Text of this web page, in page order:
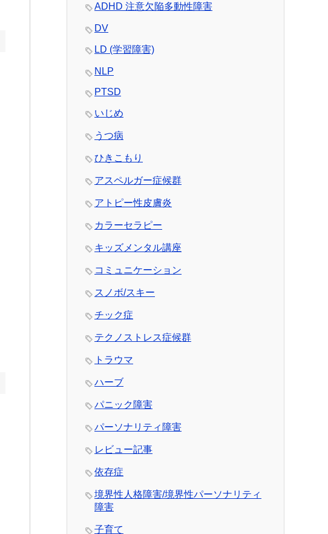
ADHD 注意欠陥多動性障害
DV
LD (学習障害)
NLP
PTSD
いじめ
うつ病
ひきこもり
アスペルガー症候群
アトピー性皮膚炎
カラーセラピー
キッズメンタル講座
コミュニケーション
スノボ/スキー
チック症
テクノストレス症候群
トラウマ
ハーブ
パニック障害
パーソナリティ障害
レビュー記事
依存症
境界性人格障害/境界性パーソナリティ
障害
子育て